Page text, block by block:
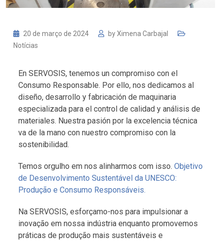
20 de março de 2024 byXimena Carbajal
Notícias
En SERVOSIS, tenemos un compromiso con el
Consumo Responsable. Por ello, nos dedicamos al
diseño, desarrollo y fabricación de maquinaria
especializada para el control de calidad y análisis de
materiales. Nuestra pasión por la excelencia técnica
va de la mano con nuestro compromiso con la
sostenibilidad.
Temos orgulho em nos alinharmos com isso. Objetivo
de Desenvolvimento Sustentável da UNESCO:
Produção e Consumo Responsáveis.
Na SERVOSIS, esforçamo-nos para impulsionar a
inovação em nossa indústria enquanto promovemos
práticas de produção mais sustentáveis e